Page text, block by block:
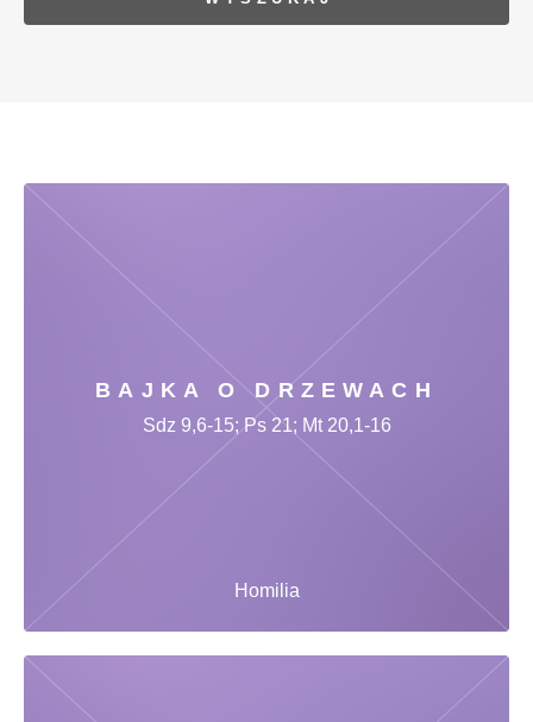
BAJKA O DRZEWACH
Homilia
Sdz 9,6-15; Ps 21; Mt 20,1-16